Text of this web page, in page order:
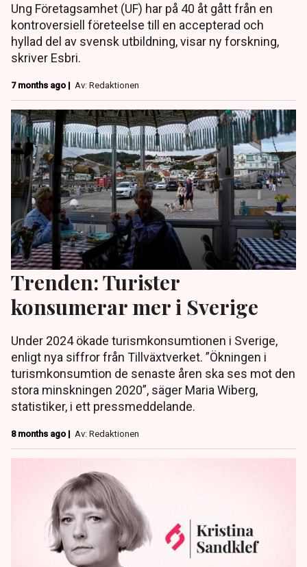
Ung Företagsamhet (UF) har på 40 åt gått från en
kontroversiell företeelse till en accepterad och
hyllad del av svensk utbildning, visar ny forskning,
skriver Esbri.
7 months ago | Av: Redaktionen
Trenden: Turister
konsumerar mer i Sverige
Under 2024 ökade turismkonsumtionen i Sverige,
enligt nya siffror från Tillväxtverket. ”Ökningen i
turismkonsumtion de senaste åren ska ses mot den
stora minskningen 2020”, säger Maria Wiberg,
statistiker, i ett pressmeddelande.
8 months ago | Av: Redaktionen